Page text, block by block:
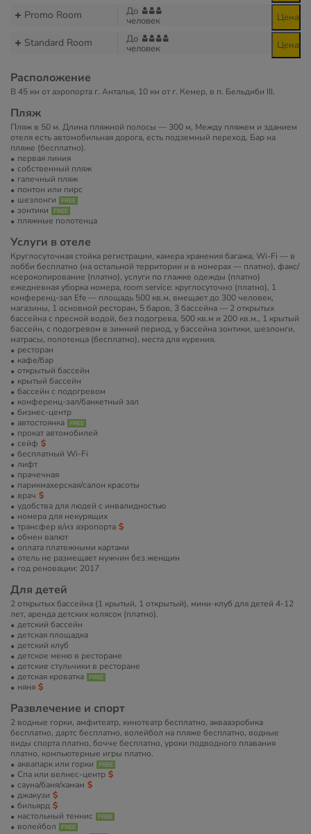
Promo Room До
человек Цена
Standard Room До
человек Цена
Расположение
В 45 км от аэропорта г. Анталья, 10 км от г. Кемер, в п. Бельдиби III.
Пляж
Пляж в 50 м. Длина пляжной полосы — 300 м, Между пляжем и зданием
отеля есть автомобильная дорога, есть подземный переход. Бар на
пляже (бесплатно).
первая линия
собственный пляж
галечный пляж
понтон или пирс
шезлонги
зонтики
пляжные полотенца
Услуги в отеле
Круглосуточная стойка регистрации, камера хранения багажа, Wi-Fi — в
лобби бесплатно (на остальной территории и в номерах — платно), факс/
ксерокопирование (платно), услуги по глажке одежды (платно)
ежедневная уборка номера, room service: круглосуточно (платно), 1
конференц-зал Efe — площадь 500 кв.м, вмещает до 300 человек,
магазины, 1 основной ресторан, 5 баров, 3 бассейна — 2 открытых
бассейна с пресной водой, без подогрева, 500 кв.м и 200 кв.м., 1 крытый
бассейн, с подогревом в зимний период, у бассейна зонтики, шезлонги,
матрасы, полотенца (бесплатно), места для курения.
ресторан
кафе/бар
открытый бассейн
крытый бассейн
бассейн с подогревом
конференц-зал/банкетный зал
бизнес-центр
автостоянка
прокат автомобилей
сейф
бесплатный Wi-Fi
лифт
прачечная
парикмахерская/салон красоты
врач
удобства для людей с инвалидностью
номера для некурящих
трансфер в/из аэропорта
обмен валют
оплата платежными картами
отель не размещает мужчин без женщин
год реновации: 2017
Для детей
2 открытых бассейна (1 крытый, 1 открытый), мини-клуб для детей 4-12
лет, аренда детских колясок (платно).
детский бассейн
детская площадка
детский клуб
детское меню в ресторане
детские стульчики в ресторане
детская кроватка
няня
Развлечение и спорт
2 водные горки, амфитеатр, кинотеатр бесплатно, аквааэробика
бесплатно, дартс бесплатно, волейбол на пляже бесплатно, водные
виды спорта платно, бочче бесплатно, уроки подводного плавания
платно, компьютерные игры платно.
аквапарк или горки
Спа или велнес-центр
сауна/баня/хамам
джакузи
бильярд
настольный теннис
волейбол